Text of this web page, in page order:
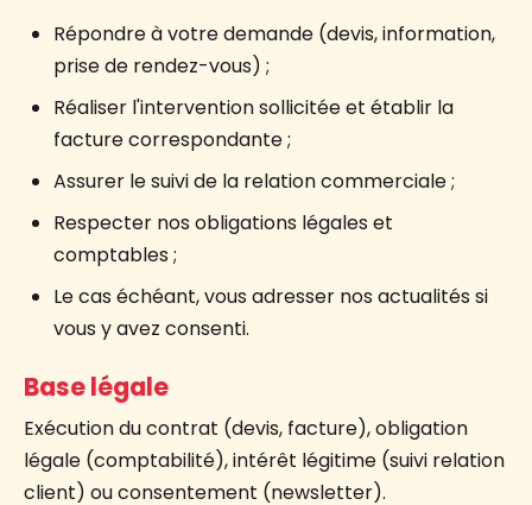
Répondre à votre demande (devis, information,
prise de rendez-vous) ;
Réaliser l'intervention sollicitée et établir la
facture correspondante ;
Assurer le suivi de la relation commerciale ;
Respecter nos obligations légales et
comptables ;
Le cas échéant, vous adresser nos actualités si
vous y avez consenti.
Base légale
Exécution du contrat (devis, facture), obligation
légale (comptabilité), intérêt légitime (suivi relation
client) ou consentement (newsletter).